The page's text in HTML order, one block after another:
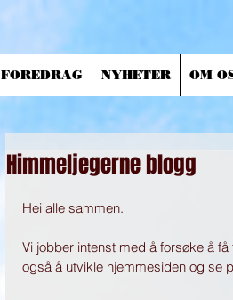
FOREDRAG NYHETER OM
Himmeljegerne blogg
Hei alle sammen.
Vi jobber intenst med å forsøke å
også å utvikle hjemmesiden og se